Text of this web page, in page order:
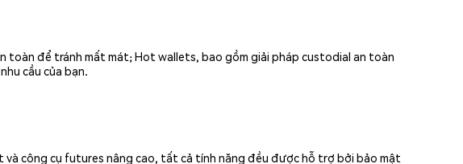
toàn để tránh mất mát; Hot wallets, bao gồm giải pháp custodial an toàn
cầu của bạn.
công cụ futures nâng cao, tất cả tính năng đều được hỗ trợ bởi bảo mật